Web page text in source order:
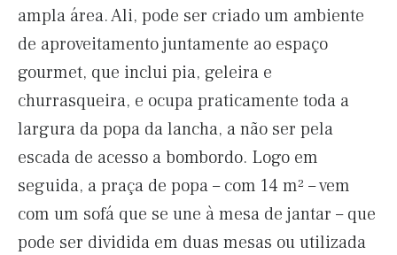
ampla área. Ali, pode ser criado um ambiente
de aproveitamento juntamente ao espaço
gourmet, que inclui pia, geleira e
churrasqueira, e ocupa praticamente toda a
largura da popa da lancha, a não ser pela
escada de acesso a bombordo. Logo em
seguida, a praça de popa – com 14 m² – vem
com um sofá que se une à mesa de jantar – que
pode ser dividida em duas mesas ou utilizada